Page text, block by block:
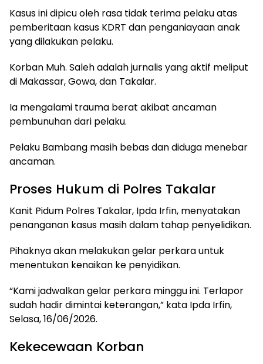
Kasus ini dipicu oleh rasa tidak terima pelaku atas
pemberitaan kasus KDRT dan penganiayaan anak
yang dilakukan pelaku.
Korban Muh. Saleh adalah jurnalis yang aktif meliput
di Makassar, Gowa, dan Takalar.
Ia mengalami trauma berat akibat ancaman
pembunuhan dari pelaku.
Pelaku Bambang masih bebas dan diduga menebar
ancaman.
Proses Hukum di Polres Takalar
Kanit Pidum Polres Takalar, Ipda Irfin, menyatakan
penanganan kasus masih dalam tahap penyelidikan.
Pihaknya akan melakukan gelar perkara untuk
menentukan kenaikan ke penyidikan.
“Kami jadwalkan gelar perkara minggu ini. Terlapor
sudah hadir dimintai keterangan,” kata Ipda Irfin,
Selasa, 16/06/2026.
Kekecewaan Korban